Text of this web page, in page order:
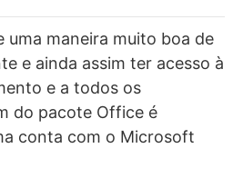
uma maneira muito boa de
e ainda assim ter acesso à
e a todos os
do pacote Office é
conta com o Microsoft